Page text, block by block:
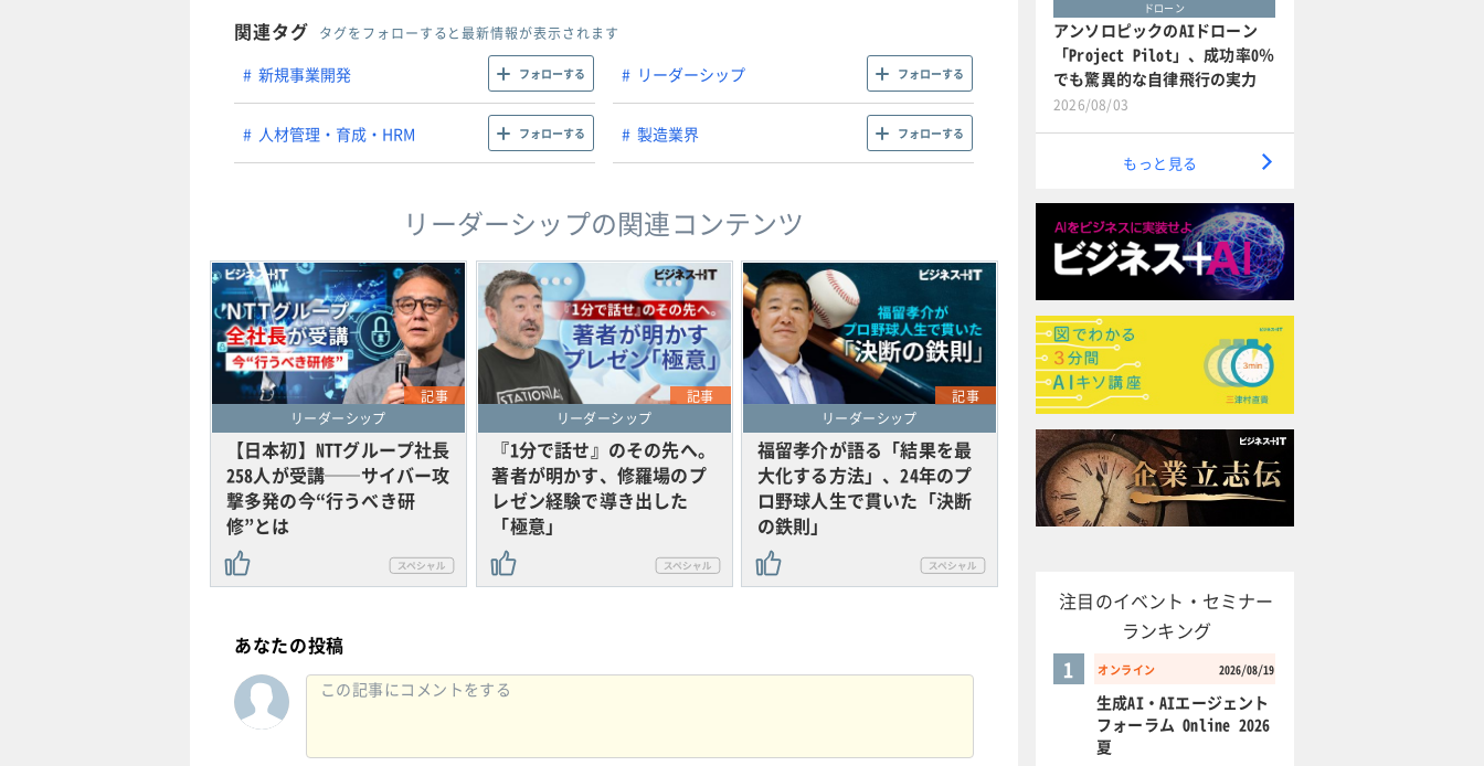
関連タグ タグをフォローすると最新情報が表示されます
新規事業開発 フォローする リーダーシップ フォローする
人材管理・育成・HRM フォローする 製造業界 フォローする
リーダーシップの関連コンテンツ
記事
リーダーシップ
【日本初】NTTグループ社長
258人が受講──サイバー攻
撃多発の今“行うべき研
修”とは
記事
リーダーシップ
『1分で話せ』のその先へ。
著者が明かす、修羅場のプ
レゼン経験で導き出した
「極意」
記事
リーダーシップ
福留孝介が語る「結果を最
大化する方法」、24年のプ
ロ野球人生で貫いた「決断
の鉄則」
あなたの投稿
ドローン
アンソロピックのAIドローン
「Project Pilot」、成功率0％
でも驚異的な自律飛行の実力
2026/08/03
もっと見る
注目のイベント・セミナー
ランキング
オンライン 2026/08/19
1
生成AI・AIエージェント
フォーラム Online 2026
夏